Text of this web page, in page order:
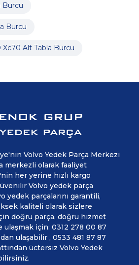
Burcu
Burcu
Alt Tabla Burcu
Volvo Yedek Parça Merkezi
merkezli olarak faaliyet
her yerine hızlı kargo
Volvo yedek parça
yedek parçalarını garantili,
kaliteli olarak sizlere
için doğru parça, doğru hizmet
ulaşmak için: 0312 278 00 87
ulaşabilir , 0533 481 87 87
üctersiz Volvo Yedek